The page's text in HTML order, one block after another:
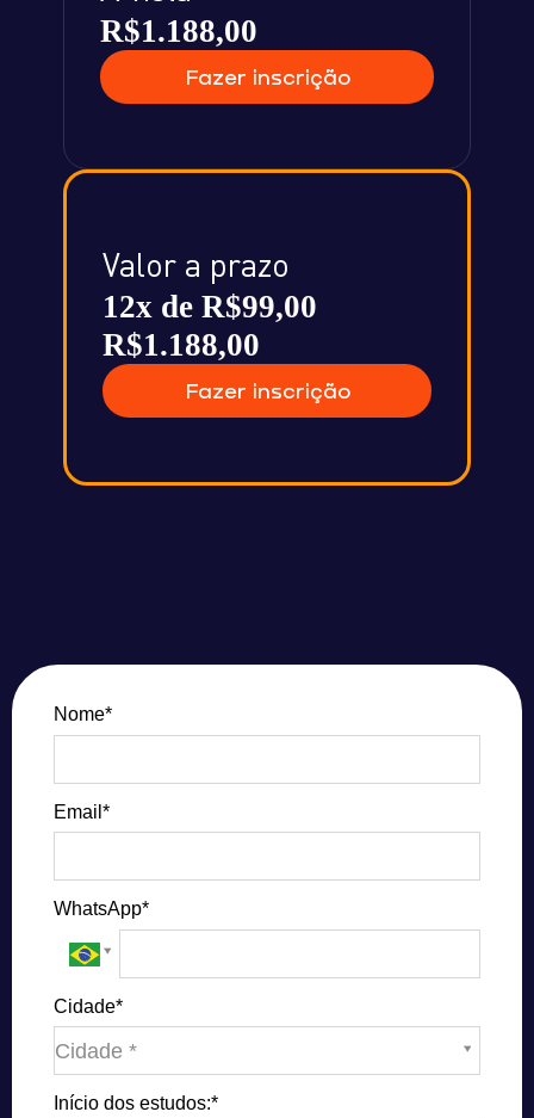
R$1.188,00
Fazer inscrição
Valor a prazo
12x de R$99,00
R$1.188,00
Fazer inscrição
Nome*
Email*
WhatsApp*
Cidade*
Cidade *
Cidade*
Início dos estudos:*